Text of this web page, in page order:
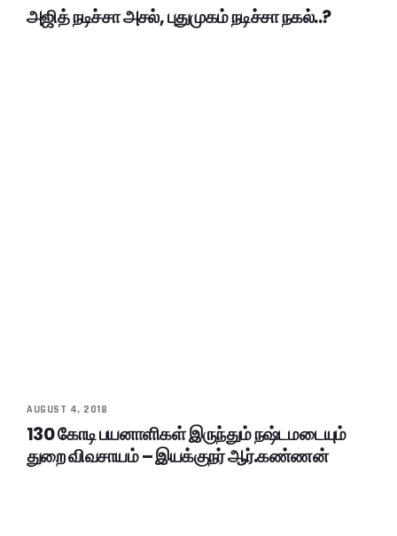
அஜித் நடிச்சா அசல், புதுமுகம் நடிச்சா நகல்..?
AUGUST 4, 2018
130 கோடி பயனாளிகள் இருந்தும் நஷ்டமடையும்
துறை விவசாயம் – இயக்குநர் ஆர்.கண்ணன்